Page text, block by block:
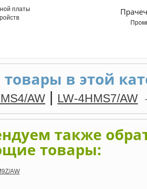
платы
в этой
AW | LW-4HMS7/AW
также
товары:
AW